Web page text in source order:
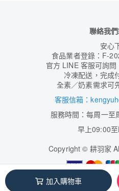
加入購物車
聯絡我
安心
食品業者登錄：F-
官方 LINE 客服可詢問
冷凍配送，完成
全素／奶素需求可
客服信箱：
服務時間：每周一至
早上09:00
Copyright© 耕羽家
本系統由 1shop